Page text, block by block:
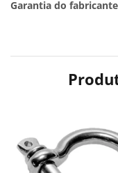
Garantia do